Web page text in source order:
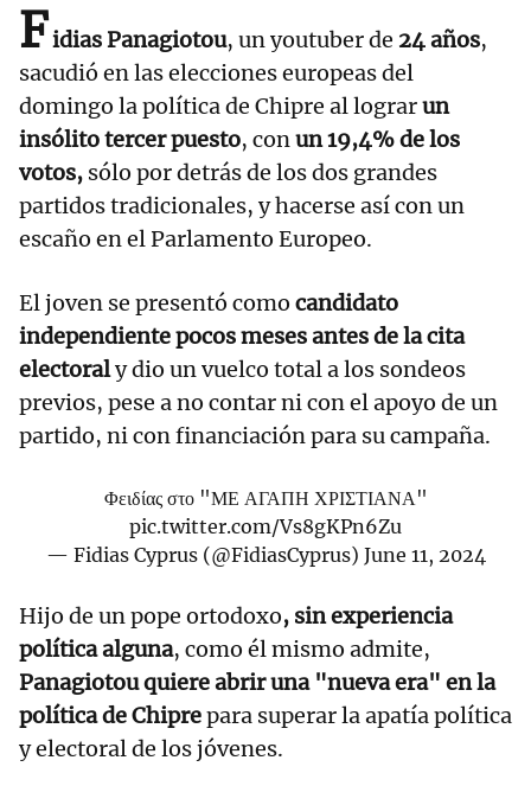
Fidias Panagiotou, un youtuber de 24 años,
sacudió en las elecciones europeas del
domingo la política de Chipre al lograrun
insólito tercer puesto, conun 19,4% de los
votos, sólo por detrás de los dos grandes
partidos tradicionales, y hacerse así con un
escaño en el Parlamento Europeo.
El joven se presentó como candidato
independiente pocos meses antes de la cita
electoraly dio un vuelco total a los sondeos
previos, pese a no contar ni con el apoyo de un
partido, ni con financiación para su campaña.
Φειδίας στο "ΜΕ ΑΓΑΠΗ ΧΡΙΣΤΙΑΝΑ"
pic.twitter.com/Vs8gKPn6Zu
— Fidias Cyprus (@FidiasCyprus) June 11, 2024
Hijo de un pope ortodoxo, sin experiencia
política alguna, como él mismo admite,
Panagiotou quiere abrir una "nueva era" en la
política de Chiprepara superar la apatía política
y electoral de los jóvenes.